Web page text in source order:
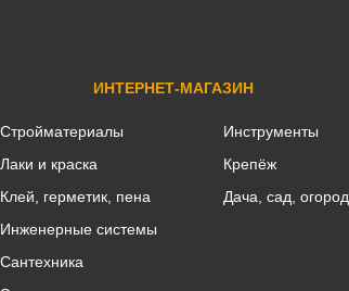
ИНТЕРНЕТ-МАГАЗИН
Стройматериалы
Лаки и краска
Клей, герметик, пена
Инженерные системы
Сантехника
Инструменты
Крепёж
Дача, сад, огород